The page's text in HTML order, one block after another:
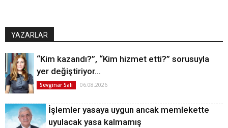
YAZARLAR
“Kim kazandı?”, “Kim hizmet etti?” sorusuyla
yer değiştiriyor…
Sevginar Sali 06.08.2026
İşlemler yasaya uygun ancak memlekette
uyulacak yasa kalmamış